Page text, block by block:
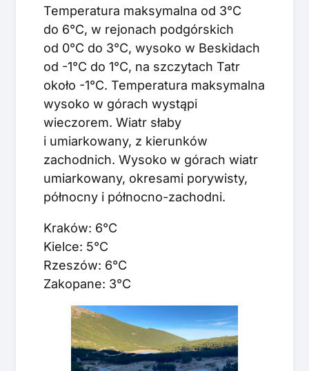
Temperatura maksymalna od 3°C
do 6°C, w rejonach podgórskich
od 0°C do 3°C, wysoko w Beskidach
od -1°C do 1°C, na szczytach Tatr
około -1°C. Temperatura maksymalna
wysoko w górach wystąpi
wieczorem. Wiatr słaby
i umiarkowany, z kierunków
zachodnich. Wysoko w górach wiatr
umiarkowany, okresami porywisty,
północny i północno-zachodni.
Kraków: 6°C
Kielce: 5°C
Rzeszów: 6°C
Zakopane: 3°C